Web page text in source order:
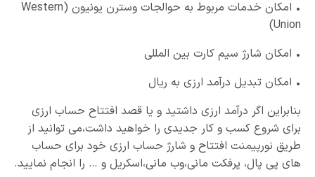
• امکان خدمات مربوط به حوالجات وسترن یونیون (Western
Union)
• امکان شارژ سیم کارت بین المللی
• امکان تبدیل درآمد ارزی به ریال
بنابراین اگر درآمد ارزی داشتید و یا قصد افتتاح حساب ارزی
برای شروع کسب و کار جدیدی را خواهید داشت،می توانید از
طریق نورپیمنت افتتاح و شارژ حساب ارزی خود برای حساب
های پی پال، پرفکت مانی،وب مانی،اسکریل و … را انجام نمایید.